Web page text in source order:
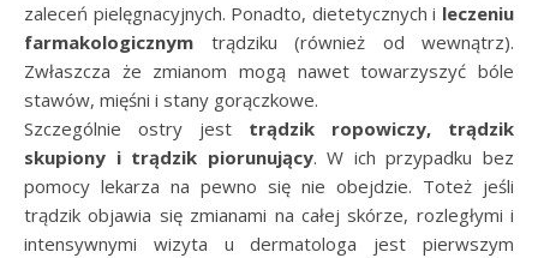
zaleceń pielęgnacyjnych. Ponadto, dietetycznych i leczeniu
farmakologicznym trądziku (również od wewnątrz).
Zwłaszcza że zmianom mogą nawet towarzyszyć bóle
stawów, mięśni i stany gorączkowe.
Szczególnie ostry jest trądzik ropowiczy, trądzik
skupiony i trądzik piorunujący. W ich przypadku bez
pomocy lekarza na pewno się nie obejdzie. Toteż jeśli
trądzik objawia się zmianami na całej skórze, rozległymi i
intensywnymi wizyta u dermatologa jest pierwszym